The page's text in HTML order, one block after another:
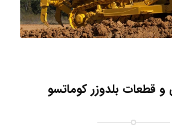
و قطعات بلدوزر کوماتسو